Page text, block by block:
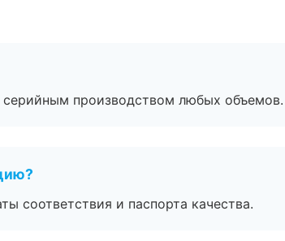
производством любых объемов.
соответствия и паспорта качества.